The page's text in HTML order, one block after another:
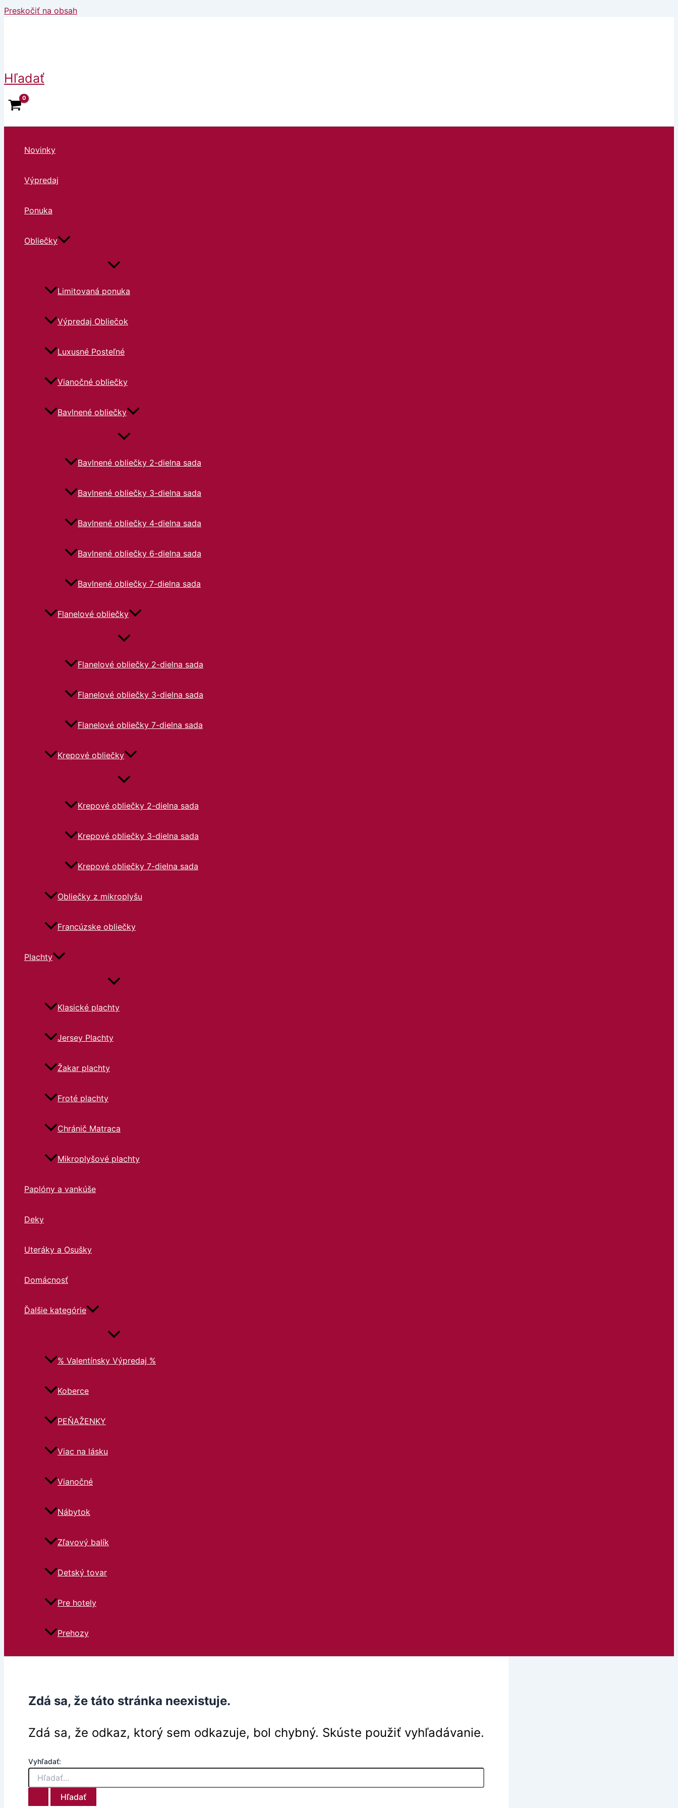
Preskočiť na obsah
Hľadať
Novinky
Výpredaj
Ponuka
Obliečky
Limitovaná ponuka
Výpredaj Obliečok
Luxusné Posteľné
Vianočné obliečky
Bavlnené obliečky
Bavlnené obliečky 2-dielna sada
Bavlnené obliečky 3-dielna sada
Bavlnené obliečky 4-dielna sada
Bavlnené obliečky 6-dielna sada
Bavlnené obliečky 7-dielna sada
Flanelové obliečky
Flanelové obliečky 2-dielna sada
Flanelové obliečky 3-dielna sada
Flanelové obliečky 7-dielna sada
Krepové obliečky
Krepové obliečky 2-dielna sada
Krepové obliečky 3-dielna sada
Krepové obliečky 7-dielna sada
Obliečky z mikroplyšu
Francúzske obliečky
Plachty
Klasické plachty
Jersey Plachty
Žakar plachty
Froté plachty
Chránič Matraca
Mikroplyšové plachty
Paplóny a vankúše
Deky
Uteráky a Osušky
Domácnosť
Ďalšie kategórie
% Valentínsky Výpredaj %
Koberce
PEŇAŽENKY
Viac na lásku
Vianočné
Nábytok
Zľavový balík
Detský tovar
Pre hotely
Prehozy
Zdá sa, že táto stránka neexistuje.
Zdá sa, že odkaz, ktorý sem odkazuje, bol chybný. Skúste použiť vyhľadávanie.
Vyhľadať: